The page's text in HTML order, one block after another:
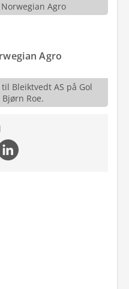
Agro
Agro
Bleiktvedt AS på Gol
Roe.